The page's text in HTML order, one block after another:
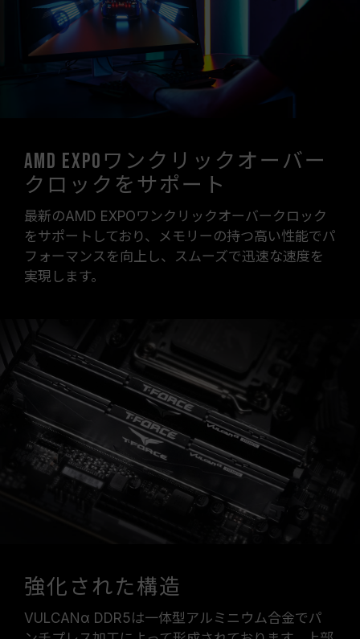
AMD EXPOワンクリックオーバー
クロックをサポート
最新のAMD EXPOワンクリックオーバークロック
をサポートしており、メモリーの持つ高い性能でパ
フォーマンスを向上し、スムーズで迅速な速度を
実現します。
強化された構造
VULCANα DDR5は一体型アルミニウム合金でパ